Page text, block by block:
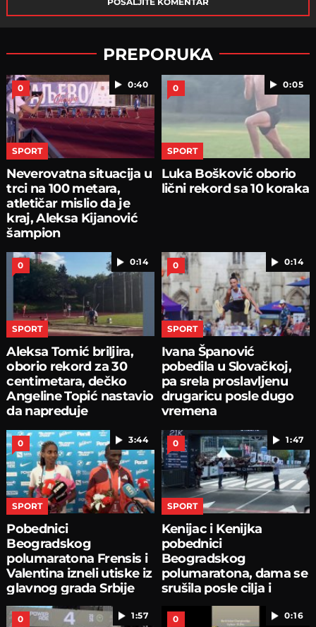
PREPORUKA
0:40
0
SPORT
Neverovatna situacija u
trci na 100 metara,
atletičar mislio da je
kraj, Aleksa Kijanović
šampion
0:05
0
SPORT
Luka Bošković oborio
lični rekord sa 10 koraka
0:14
0
SPORT
Aleksa Tomić briljira,
oborio rekord za 30
centimetara, dečko
Angeline Topić nastavio
da napreduje
0:14
0
SPORT
Ivana Španović
pobedila u Slovačkoj,
pa srela proslavljenu
drugaricu posle dugo
vremena
3:44
0
SPORT
Pobednici
Beogradskog
polumaratona Frensis i
Valentina izneli utiske iz
glavnog grada Srbije
1:47
0
SPORT
Kenijac i Kenijka
pobednici
Beogradskog
polumaratona, dama se
srušila posle cilja i
ispovraćala
1:57
0 0:16
0